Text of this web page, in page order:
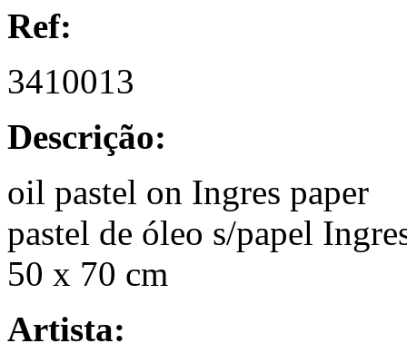
Ref:
3410013
Descrição:
oil pastel on Ingres paper
pastel de óleo s/papel
50 x 70 cm
Artista: